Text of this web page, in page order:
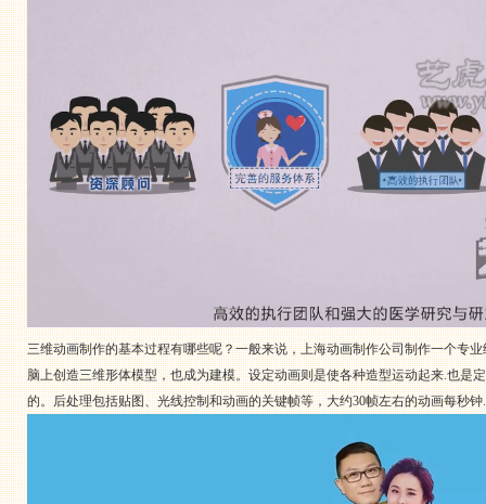
三维动画制作的基本过程有哪些呢？一般来说，上海动画制作公司制作一个专
脑上创造三维形体模型，也成为建模。设定动画则是使各种造型运动起来.也
的。后处理包括贴图、光线控制和动画的关键帧等，大约30帧左右的动画每秒